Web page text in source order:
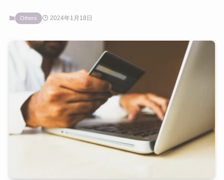
Others 2024年1月18日